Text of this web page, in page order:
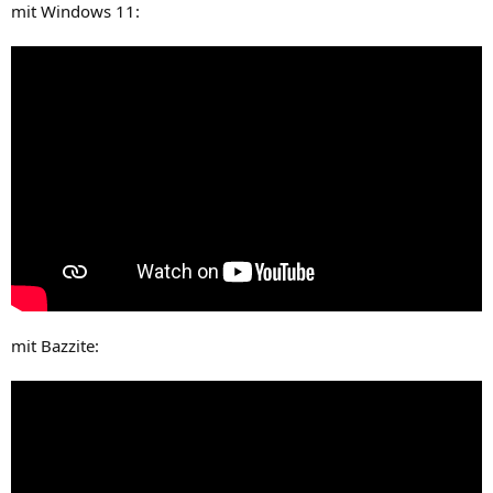
mit Windows 11:
mit Bazzite: